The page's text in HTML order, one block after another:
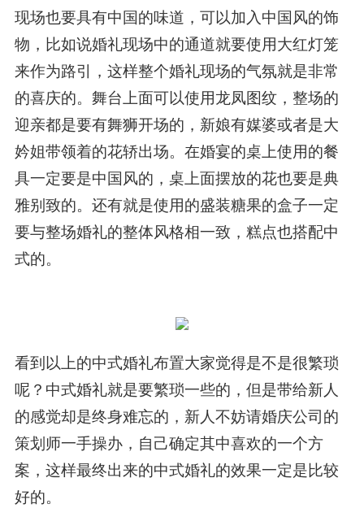
现场也要具有中国的味道，可以加入中国风的饰
物，比如说婚礼现场中的通道就要使用大红灯笼
来作为路引，这样整个婚礼现场的气氛就是非常
的喜庆的。舞台上面可以使用龙凤图纹，整场的
迎亲都是要有舞狮开场的，新娘有媒婆或者是大
妗姐带领着的花轿出场。在婚宴的桌上使用的餐
具一定要是中国风的，桌上面摆放的花也要是典
雅别致的。还有就是使用的盛装糖果的盒子一定
要与整场婚礼的整体风格相一致，糕点也搭配中
式的。
看到以上的中式婚礼布置大家觉得是不是很繁琐
呢？中式婚礼就是要繁琐一些的，但是带给新人
的感觉却是终身难忘的，新人不妨请婚庆公司的
策划师一手操办，自己确定其中喜欢的一个方
案，这样最终出来的中式婚礼的效果一定是比较
好的。